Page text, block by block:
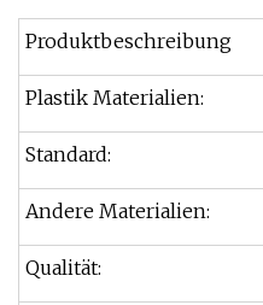
Produktbeschreibung
Plastik Materialien:
Standard:
Andere Materialien:
Qualität: